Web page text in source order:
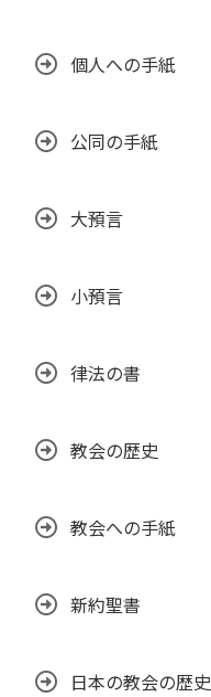
個人への手紙
公同の手紙
大預言
小預言
律法の書
教会の歴史
教会への手紙
新約聖書
日本の教会の歴史